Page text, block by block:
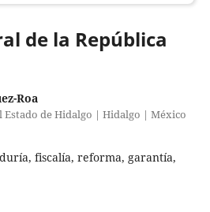
de la República
Roa
de Hidalgo | Hidalgo | México
fiscalía, reforma, garantía,